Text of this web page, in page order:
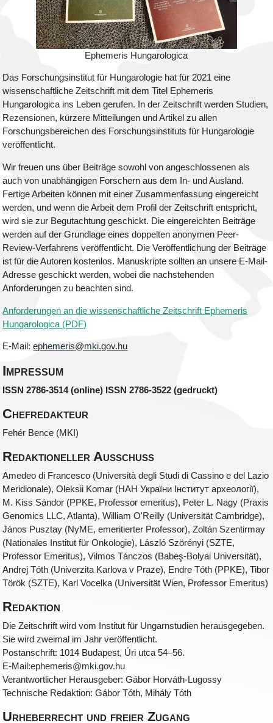
Ephemeris Hungarologica
Das Forschungsinstitut für Hungarologie hat für 2021 eine
wissenschaftliche Zeitschrift mit dem Titel Ephemeris
Hungarologica ins Leben gerufen. In der Zeitschrift werden Studien,
Rezensionen, kürzere Mitteilungen und Artikel zu allen
Forschungsbereichen des Forschungsinstituts für Hungarologie
veröffentlicht.
Wir freuen uns über Beiträge sowohl von angeschlossenen als
auch von unabhängigen Forschern aus dem In- und Ausland.
Fertige Arbeiten können mit einer Zusammenfassung eingereicht
werden, und wenn die Arbeit dem Profil der Zeitschrift entspricht,
wird sie zur Begutachtung geschickt. Die eingereichten Beiträge
werden auf der Grundlage eines doppelten anonymen Peer-
Review-Verfahrens veröffentlicht. Die Veröffentlichung der Beiträge
ist für die Autoren kostenlos. Manuskripte sollten an unsere E-Mail-
Adresse geschickt werden, wobei die nachstehenden
Anforderungen zu beachten sind.
Anforderungen an die wissenschaftliche Zeitschrift Ephemeris
Hungarologica (PDF)
E-Mail:ephemeris@mki.gov.hu
Impressum
ISSN 2786-3514 (online) ISSN 2786-3522 (gedruckt)
Chefredakteur
Fehér Bence (MKI)
Redaktioneller Ausschuss
Amedeo di Francesco (Università degli Studi di Cassino e del Lazio
Meridionale), Oleksii Komar (НАН України Інститут археології),
M. Kiss Sándor (PPKE, Professor emeritus), Peter L. Nagy (Praxis
Genomics LLC, Atlanta), William O'Reilly (Universität Cambridge),
János Pusztay (NyME, emeritierter Professor), Zoltán Szentirmay
(Nationales Institut für Onkologie), László Szörényi (SZTE,
Professor Emeritus), Vilmos Tánczos (Babeş-Bolyai Universität),
Andrej Tóth (Univerzita Karlova v Praze), Endre Tóth (PPKE), Tibor
Török (SZTE), Karl Vocelka (Universität Wien, Professor Emeritus)
Redaktion
Die Zeitschrift wird vom Institut für Ungarnstudien herausgegeben.
Sie wird zweimal im Jahr veröffentlicht.
Postanschrift: 1014 Budapest, Úri utca 54–56.
E-Mail:ephemeris@mki.gov.hu
Verantwortlicher Herausgeber: Gábor Horváth-Lugossy
Technische Redaktion: Gábor Tóth, Mihály Tóth
Urheberrecht und freier Zugang